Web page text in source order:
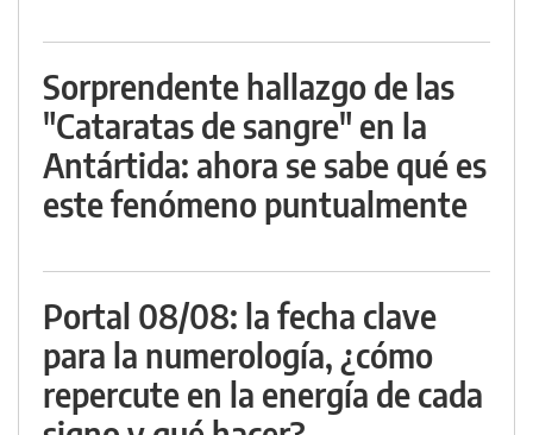
Sorprendente hallazgo de las
"Cataratas de sangre" en la
Antártida: ahora se sabe qué es
este fenómeno puntualmente
Portal 08/08: la fecha clave
para la numerología, ¿cómo
repercute en la energía de cada